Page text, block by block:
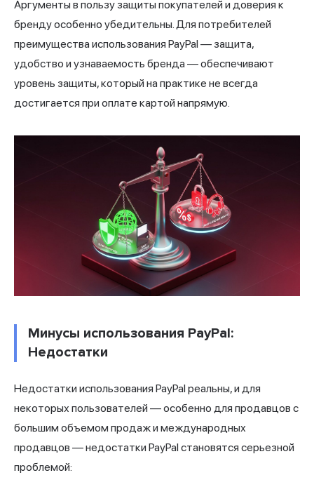
Аргументы в пользу защиты покупателей и доверия к
бренду особенно убедительны. Для потребителей
преимущества использования PayPal — защита,
удобство и узнаваемость бренда — обеспечивают
уровень защиты, который на практике не всегда
достигается при оплате картой напрямую.
Минусы использования PayPal:
Недостатки
Недостатки использования PayPal реальны, и для
некоторых пользователей — особенно для продавцов с
большим объемом продаж и международных
продавцов — недостатки PayPal становятся серьезной
проблемой: